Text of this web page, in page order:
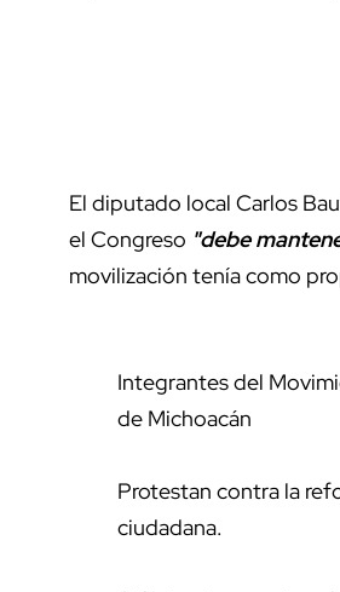
El diputado local Carlos
el Congreso "debe
movilización tenía como
Integrantes del
de Michoacán
Protestan contra la
ciudadana.